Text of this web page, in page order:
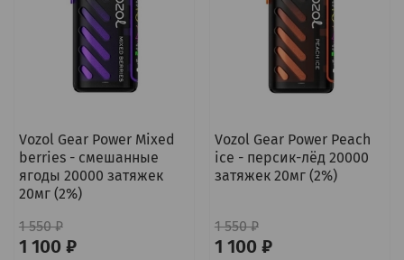
Vozol Gear Power Mixed
berries - смешанные
ягоды 20000 затяжек
20мг (2%)
1 550 ₽
1 100 ₽
Vozol Gear Power Peach
ice - персик-лёд 20000
затяжек 20мг (2%)
1 550 ₽
1 100 ₽